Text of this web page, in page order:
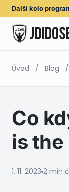
Další kolo
Úvod / Blog /
Co
is the
1. 11. 2023 2 min